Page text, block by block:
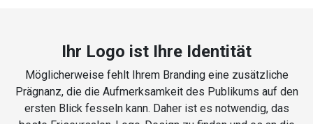
Ihr Logo ist Ihre Identität
Möglicherweise fehlt Ihrem Branding eine zusätzliche
Prägnanz, die die Aufmerksamkeit des Publikums auf den
ersten Blick fesseln kann. Daher ist es notwendig, das